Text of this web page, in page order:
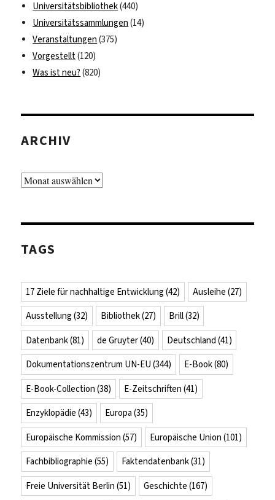
Universitätsbibliothek(440)
Universitätssammlungen (14)
Veranstaltungen (375)
Vorgestellt(120)
Was ist neu? (820)
ARCHIV
Archiv
TAGS
17 Ziele für nachhaltige Entwicklung (42) Ausleihe (27)
Ausstellung (32) Bibliothek(27) Brill(32)
Datenbank(81) de Gruyter(40) Deutschland (41)
Dokumentationszentrum UN-EU (344) E-Book(80)
E-Book-Collection (38) E-Zeitschriften (41)
Enzyklopädie (43) Europa (35)
Europäische Kommission (57) Europäische Union (101)
Fachbibliographie (55) Faktendatenbank(31)
Freie Universität Berlin (51) Geschichte (167)